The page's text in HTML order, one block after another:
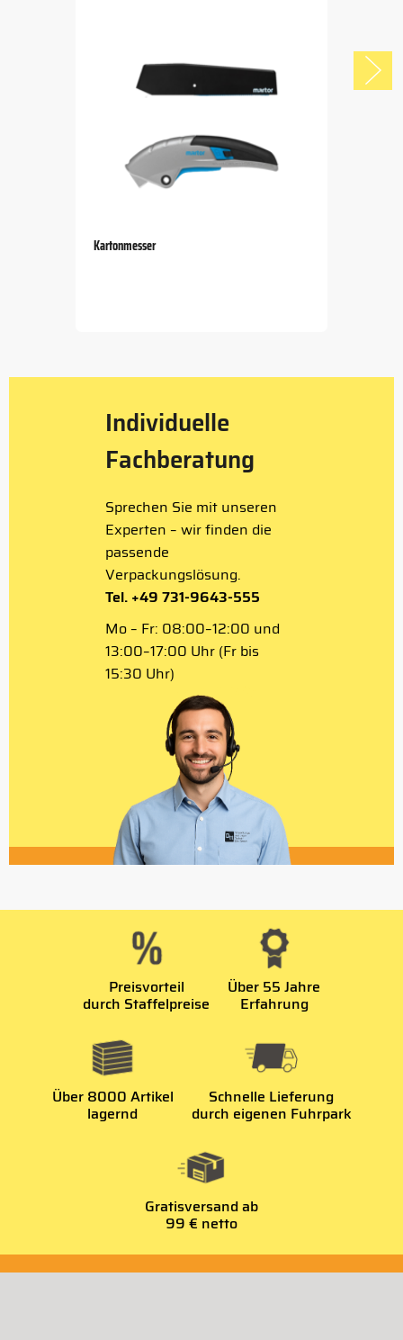
Kartonmesser
Individuelle
Fachberatung
Sprechen Sie mit unseren
Experten – wir finden die
passende
Verpackungslösung.
Tel. +49 731-9643-555
Mo – Fr: 08:00–12:00 und
13:00–17:00 Uhr (Fr bis
15:30 Uhr)
Preisvorteil
durch Staffelpreise
Über 55 Jahre
Erfahrung
Über 8000 Artikel
lagernd
Schnelle Lieferung
durch eigenen Fuhrpark
Gratisversand ab
99 € netto